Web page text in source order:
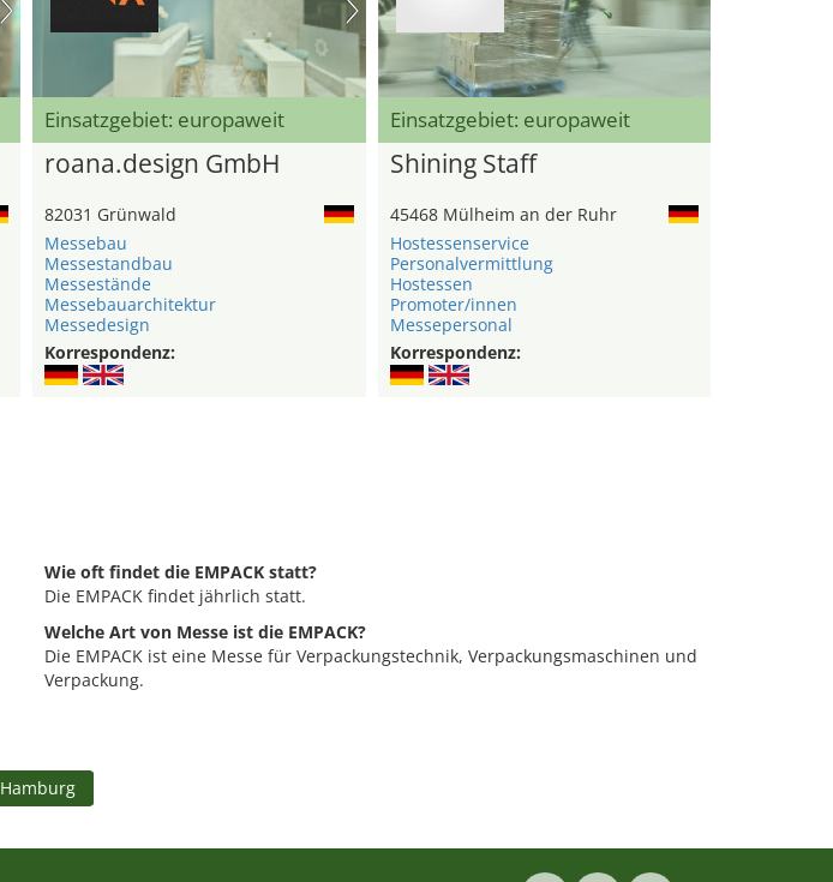
Einsatzgebiet: europaweit
roana.design GmbH
82031 Grünwald
Messebau
Messestandbau
Messestände
Messebauarchitektur
Messedesign
Korrespondenz:
Einsatzgebiet: europaweit
Shining Staff
45468 Mülheim an der Ruhr
Hostessenservice
Personalvermittlung
Hostessen
Promoter/innen
Messepersonal
Korrespondenz:
Wie oft findet die EMPACK statt?
Die EMPACK findet jährlich statt.
Welche Art von Messe ist die EMPACK?
Die EMPACK ist eine Messe für Verpackungstechnik, Verpackungsmaschinen und
Verpackung.
Hamburg